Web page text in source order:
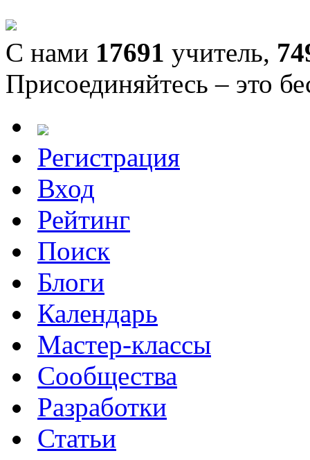
С нами 17691 учитель,
Присоединяйтесь – это
Регистрация
Вход
Рейтинг
Поиск
Блоги
Календарь
Мастер-классы
Сообщества
Разработки
Статьи